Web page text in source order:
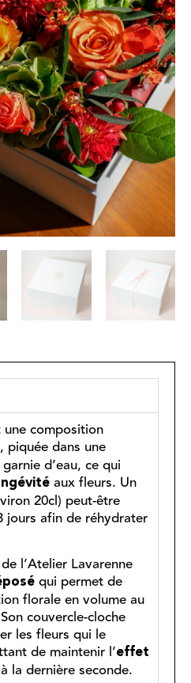
composition
, piquée dans une
d’eau, ce qui
aux fleurs. Un
20cl) peut-être
jours afin de réhydrater
l’Atelier Lavarenne
qui permet de
florale en volume au
couvercle-cloche
les fleurs qui le
de maintenir l’effet
la dernière seconde.